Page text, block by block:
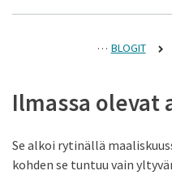
BLOGIT
Ilmassa olevat
Se alkoi rytinällä
kohden se tuntuu vain